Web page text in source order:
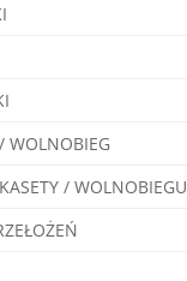
WOLNOBIEG
/ WOLNOBIEGU